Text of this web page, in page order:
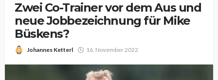
Zwei Co-Trainer vor dem Aus und
neue Jobbezeichnung für Mike
Büskens?
Johannes Ketterl 16. November 2022